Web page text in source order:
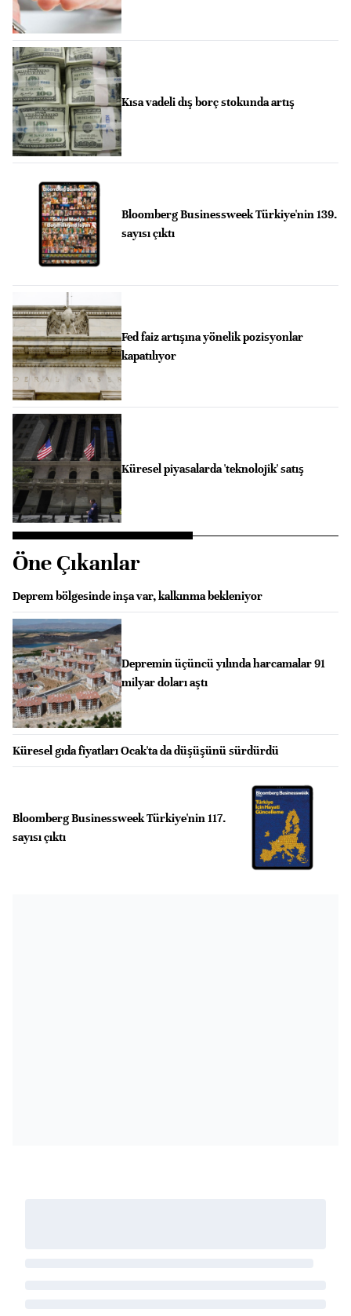
Kısa vadeli dış borç stokunda artış
Bloomberg Businessweek Türkiye'nin 139.
sayısı çıktı
Fed faiz artışına yönelik pozisyonlar
kapatılıyor
Küresel piyasalarda 'teknolojik' satış
Öne Çıkanlar
Deprem bölgesinde inşa var, kalkınma bekleniyor
Depremin üçüncü yılında harcamalar 91
milyar doları aştı
Küresel gıda fiyatları Ocak'ta da düşüşünü sürdürdü
Bloomberg Businessweek Türkiye'nin 117.
sayısı çıktı